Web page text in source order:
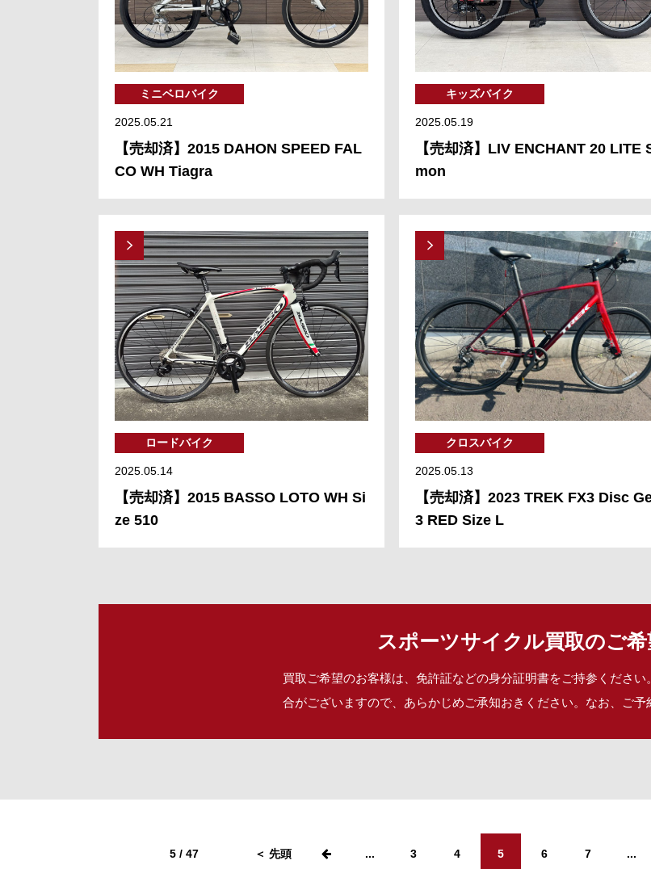
ミニベロバイク
2025.05.21
【売却済】2015 DAHON SPEED FAL
CO WH Tiagra
キッズバイク
2025.05.19
【売却済】LIV ENCHANT 20 LITE
mon
ロードバイク
2025.05.14
【売却済】2015 BASSO LOTO WH Si
ze 510
クロスバイク
2025.05.13
【売却済】2023 TREK FX3 Disc
3 RED Size L
スポーツサイクル買取のご
買取ご希望のお客様は、免許証などの身分証明書をご持参くださ
合がございますので、あらかじめご承知おきください。なお、ご予
5 / 47 ＜ 先頭 ... 3 4 5 6 7 ...